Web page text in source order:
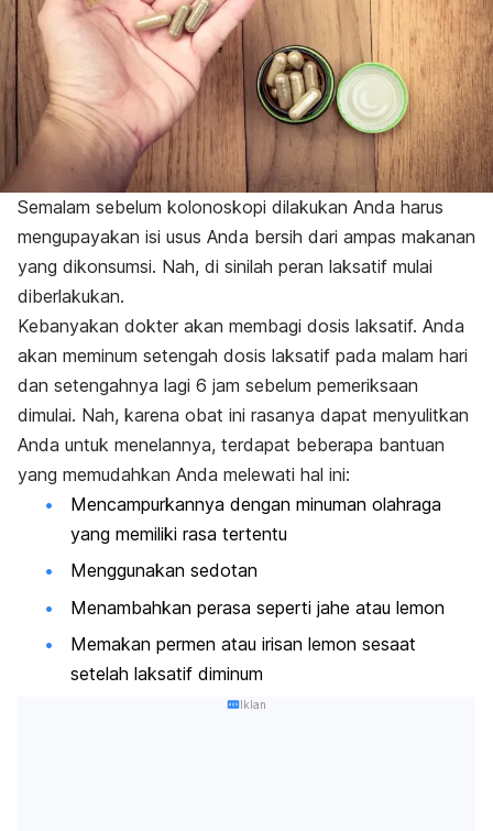
Semalam sebelum kolonoskopi dilakukan Anda harus
mengupayakan isi usus Anda bersih dari ampas makanan
yang dikonsumsi. Nah, di sinilah peran laksatif mulai
diberlakukan.
Kebanyakan dokter akan membagi dosis laksatif. Anda
akan meminum setengah dosis laksatif pada malam hari
dan setengahnya lagi 6 jam sebelum pemeriksaan
dimulai. Nah, karena obat ini rasanya dapat menyulitkan
Anda untuk menelannya, terdapat beberapa bantuan
yang memudahkan Anda melewati hal ini:
Mencampurkannya dengan minuman olahraga
yang memiliki rasa tertentu
Menggunakan sedotan
Menambahkan perasa seperti jahe atau lemon
Memakan permen atau irisan lemon sesaat
setelah laksatif diminum
Iklan